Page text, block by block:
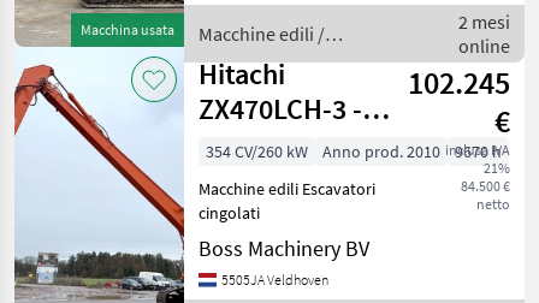
Macchina usata
WhatsApp Common Type
ZX2
Macchine edili /
Hitachi
2 mesi
online
Hitachi
ZX470LCH-3 -
24mtr - Rebuild
engine
102.245
€
inclusa IVA
21%
84.500 €
netto
354 CV/260 kW Anno prod. 2010
9670 h
Macchine edili Escavatori
cingolati
Boss Machinery BV
5505JA Veldhoven